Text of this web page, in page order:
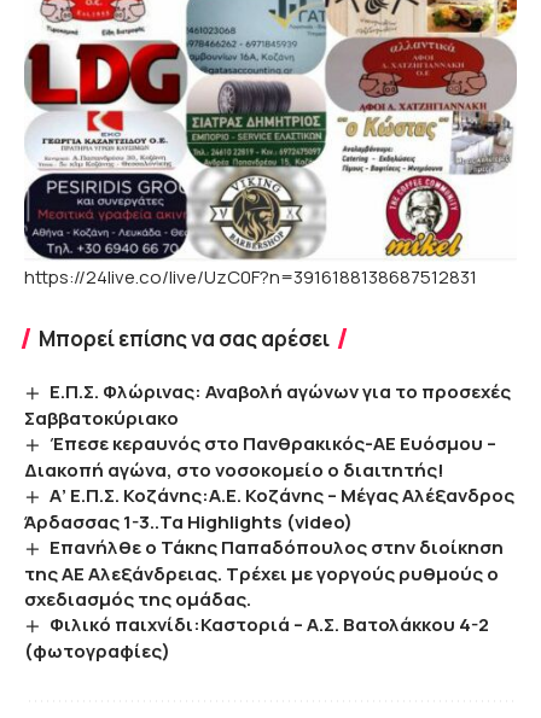
https://24live.co/live/UzC0F?n=3916188138687512831
Μπορεί επίσης να σας αρέσει
Ε.Π.Σ. Φλώρινας: Αναβολή αγώνων για το προσεχές
Σαββατοκύριακο
Έπεσε κεραυνός στο Πανθρακικός-ΑΕ Ευόσμου –
Διακοπή αγώνα, στο νοσοκομείο ο διαιτητής!
Α’ Ε.Π.Σ. Κοζάνης:Α.Ε. Κοζάνης – Μέγας Αλέξανδρος
Άρδασσας 1-3..Τα Highlights (video)
Επανήλθε ο Τάκης Παπαδόπουλος στην διοίκηση
της ΑΕ Αλεξάνδρειας. Τρέχει με γοργούς ρυθμούς ο
σχεδιασμός της ομάδας.
Φιλικό παιχνίδι:Καστοριά – Α.Σ. Βατολάκκου 4-2
(φωτογραφίες)